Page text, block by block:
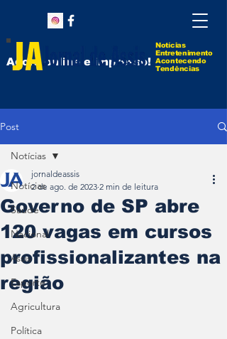
Notícias
Entretenimento
Acontecendo
Tendências
Agora online e impresso!
Post
Notícias
Saúde
Nacional
Assis
Esporte
Agricultura
Política
Notícias
Governo de SP abre
120 vagas em cursos
profissionalizantes na
região
jornaldeassis
2 de ago. de 2023 2 min de leitura